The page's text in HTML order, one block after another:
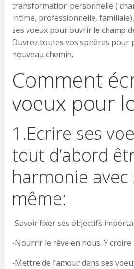
transformation personnelle (
intime, professionnelle,
ses voeux pour ouvrir le champ
Ouvrez toutes vos sphères pour
nouveau chemin.
Comment
voeux pour
1.Ecrire ses
tout d’abord
harmonie avec
même:
-Savoir fixer ses objectifs
-Nourrir le rêve en nous. Y
-Mettre de l’amour dans ses